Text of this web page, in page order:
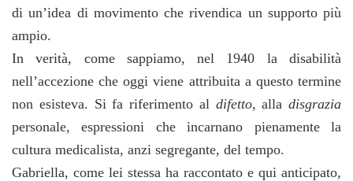
di un’idea di movimento che rivendica un supporto più
ampio.
In verità, come sappiamo, nel 1940 la disabilità
nell’accezione che oggi viene attribuita a questo termine
non esisteva. Si fa riferimento al difetto, alla disgrazia
personale, espressioni che incarnano pienamente la
cultura medicalista, anzi segregante, del tempo.
Gabriella, come lei stessa ha raccontato e qui anticipato,